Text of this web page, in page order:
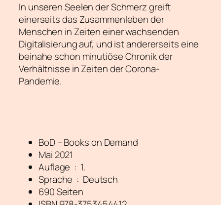
In unseren Seelen der Schmerz greift
einerseits das Zusammenleben der
Menschen in Zeiten einer wachsenden
Digitalisierung auf, und ist andererseits eine
beinahe schon minutiöse Chronik der
Verhältnisse in Zeiten der Corona-
Pandemie.
BoD – Books on Demand
Mai 2021
Auflage ‏ : ‎ 1.
Sprache ‏ : ‎ Deutsch
690 Seiten